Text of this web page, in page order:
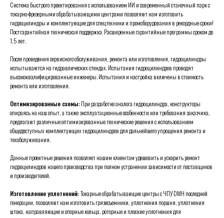
Система быстрого проектирования с использованием ИИ и современный станочный парк с
токарно-фрезерными обрабатывающими центрами позволяют нам изготовить
гидроцилиндры и комплектующие для спецтехники и промоборудования в рекордные сроки!
Постгарантийная техническая поддержка. Расширенные гарантийные программы сроком до
1,5 лет.
После проведения сервисного обслуживания, ремонта или изготовления, гидроцилиндры
испытываются на гидравлических стендах. Испытания гидроцилиндров проводят
высококвалифицированные инженеры.Испытания и настройка включены в стоимость
ремонта или изготовления.
Оптимизированные схемы:При разработке аналога гидроцилиндра, конструкторы
опираясь на наш опыт, а также эксплуатационные особенности или требования заказчика,
предлагают различные оптимизированные технические решения с использованием
общедоступных комплектующих гидроцилиндров для дальнейшего упрощения ремонта и
техобслуживания.
Данные проектные решения позволяет нашим клиентам удешевить и ускорить ремонт
гидроцилиндров нашего производства при полном устранении зависимости от поставщиков
и производителей.
Изготовление уплотнений:Токарные обрабатывающие центры с ЧПУ DMH последней
генерации, позволяют нам изготовить грязесъемники, уплотнения поршня, уплотнения
штока, направляющие и опорные кольца, роторные и плоские уплотнения для